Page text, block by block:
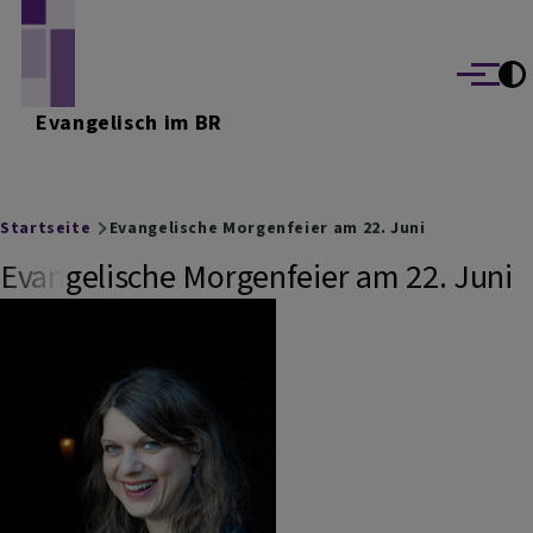
Evangelisch im BR
Menü
Breadcrumb
Startseite Evangelische Morgenfeier am 22. Juni
Evangelische Morgenfeier am 22. Juni